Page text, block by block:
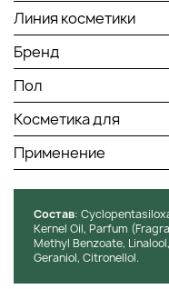
Линия косметики
Бренд
Пол
Косметика для
Применение
Состав:
Kernel Oil, Parfum
Methyl Benzoate,
Geraniol, Citronellol.